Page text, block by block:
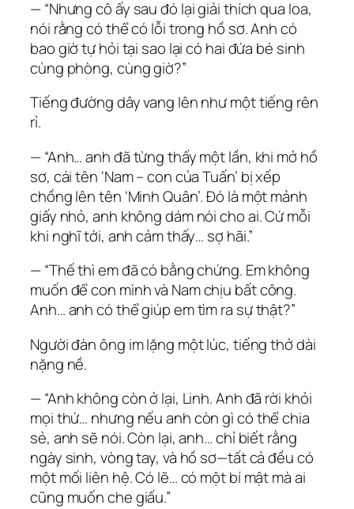
— “Nhưng cô ấy sau đó lại giải thích qua loa,
nói rằng có thể có lỗi trong hồ sơ. Anh có
bao giờ tự hỏi tại sao lại có hai đứa bé sinh
cùng phòng, cùng giờ?”
Tiếng đường dây vang lên như một tiếng rên
rỉ.
— “Anh… anh đã từng thấy một lần, khi mở hồ
sơ, cái tên ‘Nam – con của Tuấn’ bị xếp
chồng lên tên ‘Minh Quân’. Đó là một mảnh
giấy nhỏ, anh không dám nói cho ai. Cứ mỗi
khi nghĩ tới, anh cảm thấy… sợ hãi.”
— “Thế thì em đã có bằng chứng. Em không
muốn để con mình và Nam chịu bất công.
Anh… anh có thể giúp em tìm ra sự thật?”
Người đàn ông im lặng một lúc, tiếng thở dài
nặng nề.
— “Anh không còn ở lại, Linh. Anh đã rời khỏi
mọi thứ… nhưng nếu anh còn gì có thể chia
sẻ, anh sẽ nói. Còn lại, anh… chỉ biết rằng
ngày sinh, vòng tay, và hồ sơ—tất cả đều có
một mối liên hệ. Có lẽ… có một bí mật mà ai
cũng muốn che giấu.”